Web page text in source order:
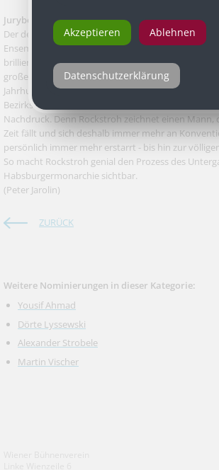
Jurybegründung
Der deutsche Schauspieler, der erfreulicherweise
Ensemblemitglied am Wiener Burgtheater ist, hat
brilliert. In großen wie in kleineren, die Falk
großen Partien gemacht hat. So auch in der
Jahrhundertroman „Radetzkymarsch“, in der
Bezirkshauptmann Baron von Trotta verkörpert.
Nachdruck. Denn Rockstroh zeichnet einen Mann,
Zeit fällt und sich deshalb immer mehr an
persönlich immer mehr erstarrt - bis hin zur
So macht Rockstroh genial den Prozess des
Habsburgermonarchie sichtbar.
(Peter Jarolin)
ZURÜCK
Weitere Nominierungen in dieser Kategorie:
Yousif Ahmad
Dörte Lyssewski
Alexander Strobele
Martin Vischer
Akzeptieren Ablehnen
Datenschutzerklärung